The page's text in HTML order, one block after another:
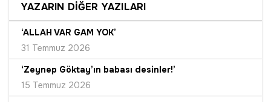
YAZARIN DİĞER YAZILARI
‘ALLAH VAR GAM YOK’
31 Temmuz 2026
‘Zeynep Göktay’ın babası desinler!’
15 Temmuz 2026